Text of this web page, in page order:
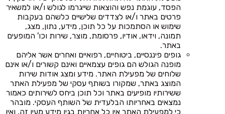
הפסד, עוגמת נפש והוצאות שייגרמו לגולש ו/או למשאיר
פרטים באתר ו/או לצדדים שלישיים כלשהם בעקבות
שימוש או הסתמכות על כל תוכן, מידע, נתון, מצג,
תמונה, וידאו, אודיו, פרסומת, מוצר, שירות וכו' המופעים
באתר.
גופים פיננסיים, ביטוחיים, רפואיים ואחרים אשר אליהם
מופנה הגולש הם גופים עצמאיים ואינם קשורים ו/או אינם
שלוחים של מפעילת האתר. מידע ומצג אודות שירות
המוצג באתר, שמקורו בשותף עסקי של מפעילת האתר
ששירותיו מופיעים באתר וכל תוכן ביחס לשירותים כאמור
נמצאים באחריותו הבלעדית של השותף העסקי. מובהר
כי למפעילת האתר אין כל אחריות בגין מידע מעין זה, ואין